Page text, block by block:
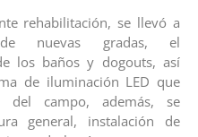
rehabilitación, se llevó a
nuevas gradas, el
los baños y dogouts, así
de iluminación LED que
campo, además, se
general, instalación de